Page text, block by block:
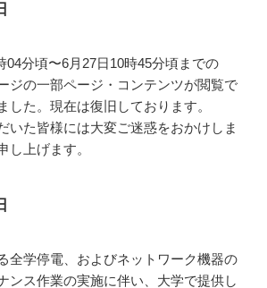
04分頃〜6月27日10時45分頃までの
ジの一部ページ・コンテンツが閲覧で
した。現在は復旧しております。
いた皆様には大変ご迷惑をおかけしま
し上げます。
全学停電、およびネットワーク機器の
ンス作業の実施に伴い、大学で提供し